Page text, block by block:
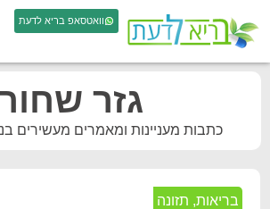
וואטסאפ בריא לדעת
גזר
כתבות מעניינות ומאמרים מעשירים
בריאות, תזונה